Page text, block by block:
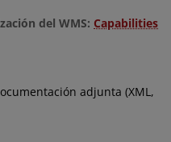
del WMS: Capabilities
adjunta (XML,